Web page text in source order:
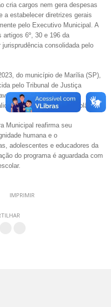
cria cargos nem gera despesas
a estabelecer diretrizes gerais
pelo Executivo Municipal. A
artigos 6º, 30 e 196 da
consolidada pelo
do município de Marília (SP),
pelo Tribunal de Justiça
significativo para a
educacional em Sidrolândia.
Municipal reafirma seu
humana e o
adolescentes e educadores da
do programa é aguardada com
IMPRIMIR